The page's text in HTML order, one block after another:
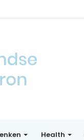
Health